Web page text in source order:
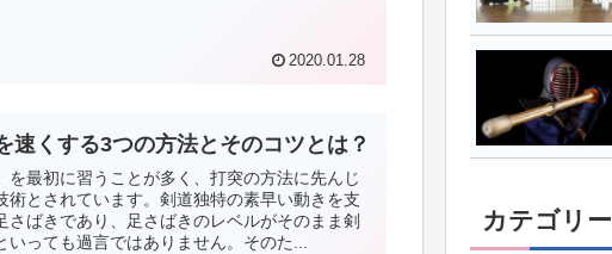
2020.01.28
速くする3つの方法とそのコツとは？
を最初に習うことが多く、打突の方法に先んじ
術とされています。剣道独特の素早い動きを支
さばきであり、足さばきのレベルがそのまま剣
いっても過言ではありません。そのた...
カテゴリー